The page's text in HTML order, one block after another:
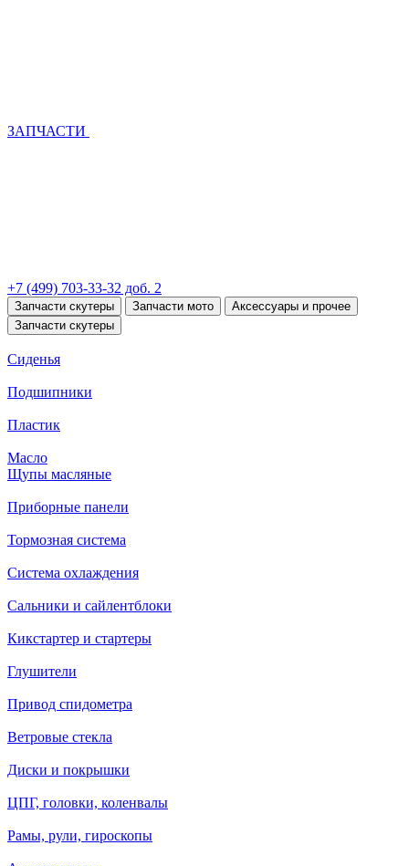
ЗАПЧАСТИ
+7 (499) 703-33-32 доб. 2
Запчасти скутеры Запчасти мото
Аксессуары и прочее
Запчасти скутеры
Сиденья
Подшипники
Пластик
Масло
Щупы масляные
Приборные панели
Тормозная система
Система охлаждения
Сальники и сайлентблоки
Кикстартер и стартеры
Глушители
Привод спидометра
Ветровые стекла
Диски и покрышки
ЦПГ, головки, коленвалы
Рамы, рули, гироскопы